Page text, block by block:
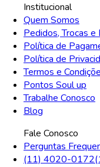
Institucional
Quem Somos
Pedidos, Trocas
Política de
Política de
Termos e
Pontos Soul up
Trabalhe Conosco
Blog
Fale Conosco
Perguntas
(11) 4020-0172